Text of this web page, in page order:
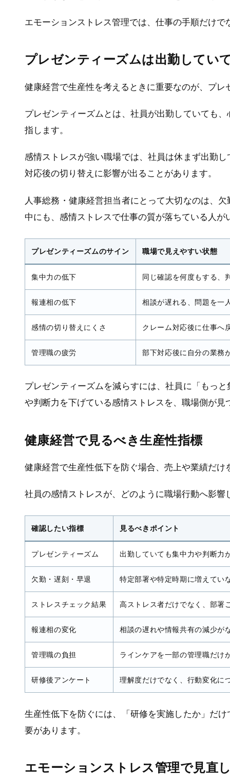
エモーションストレス管理では、仕事の手順だけ
プレゼンティーズムは出勤してい
健康経営で生産性を考えるときに重要なのが、プレ
プレゼンティーズムとは、社員が出勤していても
指します。
感情ストレスが強い職場では、社員は休まず出勤
対応後の切り替えに影響が出ることがあります。
人事総務・健康経営担当者にとって大切なのは、
中にも、感情ストレスで仕事の質が落ちている人が
プレゼンティーズムのサイン 職場で見えやすい状態
集中力の低下 同じ確認を何度もする、
報連相の低下 相談が遅れる、問題を一
感情の切り替えにくさ クレーム対応後に仕事へ
管理職の疲労 部下対応後に自分の業務
プレゼンティーズムを減らすには、社員に「もっ
や判断力を下げている感情ストレスを、職場側が見
健康経営で見るべき生産性指標
健康経営で生産性低下を防ぐ場合、売上や業績だけ
社員の感情ストレスが、どのように職場行動へ影
確認したい指標 見るべきポイント
プレゼンティーズム 出勤していても集中力や判断力
欠勤・遅刻・早退 特定部署や特定時期に増えてい
ストレスチェック結果 高ストレス者だけでなく、部署
報連相の変化 相談の遅れや情報共有の減少が
管理職の負担 ラインケアを一部の管理職だけ
研修後アンケート 理解度だけでなく、行動変化に
生産性低下を防ぐには、「研修を実施したか」だ
要があります。
エモーションストレス管理で見直